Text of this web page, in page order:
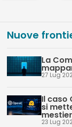
Nuove
La
27 Lug
Il caso
si
23 Lug